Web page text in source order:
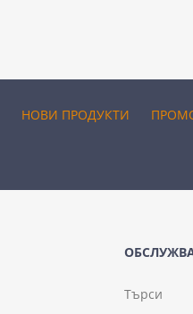
НОВИ ПРОДУКТИ
Търси